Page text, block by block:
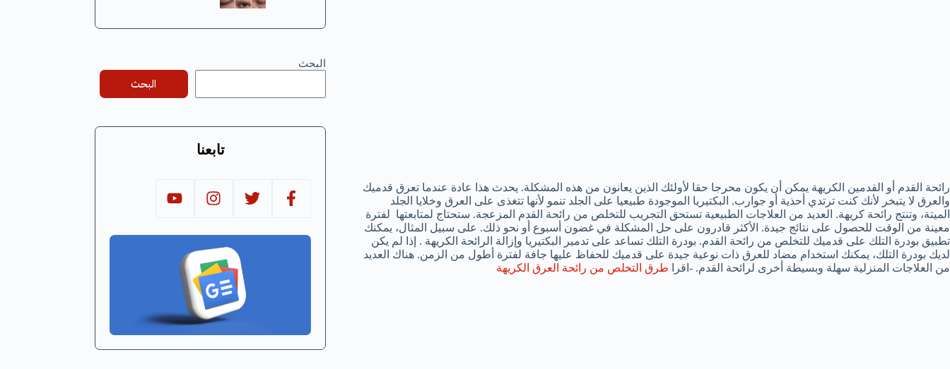
رائحة القدم أو القدمين الكريهة يمكن أن يكون محرجا حقا لأولئك الذين يعانون من هذه المشكلة. يحدث هذا عادة عندما تعرق قدميك
والعرق لا يتبخر لأنك كنت ترتدي أحذية أو جوارب. البكتيريا الموجودة طبيعيا على الجلد تنمو لأنها تتغذى على العرق وخلايا الجلد
الميتة، وتنتج رائحة كريهة. العديد من العلاجات الطبيعية تستحق التجريب للتخلص من رائحة القدم المزعجة. ستحتاج لمتابعتها لفترة
معينة من الوقت للحصول على نتائج جيدة. الأكثر قادرون على حل المشكلة في غضون أسبوع أو نحو ذلك. على سبيل المثال، يمكنك
تطبيق بودرة التلك على قدميك للتخلص من رائحة القدم. بودرة التلك تساعد على تدمير البكتيريا وإزالة الرائحة الكريهة . إذا لم يكن
لديك بودرة التلك، يمكنك استخدام مضاد للعرق ذات نوعية جيدة على قدميك للحفاظ عليها جافة لفترة أطول من الزمن. هناك العديد
من العلاجات المنزلية سهلة وبسيطة أخرى لرائحة القدم. -اقرا طرق التخلص من رائحة العرق الكريهة
البحث
البحث
تابعنا